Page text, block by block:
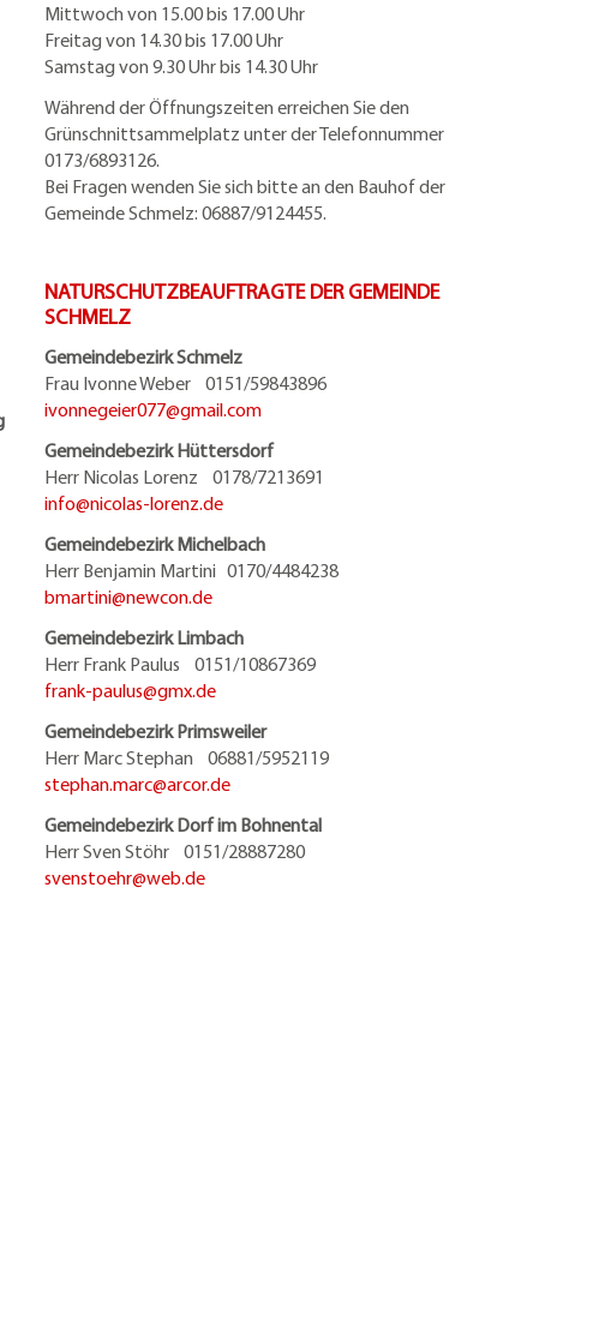
Mittwoch von 15.00 bis 17.00 Uhr
Freitag von 14.30 bis 17.00 Uhr
Samstag von 9.30 Uhr bis 14.30 Uhr
Während der Öffnungszeiten erreichen Sie den
Grünschnittsammelplatz unter der Telefonnummer
0173/6893126.
Bei Fragen wenden Sie sich bitte an den Bauhof der
Gemeinde Schmelz: 06887/9124455.
NATURSCHUTZBEAUFTRAGTE DER GEMEINDE
SCHMELZ
Gemeindebezirk Schmelz
Frau Ivonne Weber 0151/59843896
ivonnegeier077@gmail.com
Gemeindebezirk Hüttersdorf
Herr Nicolas Lorenz 0178/7213691
info@nicolas-lorenz.de
Gemeindebezirk Michelbach
Herr Benjamin Martini 0170/4484238
bmartini@newcon.de
Gemeindebezirk Limbach
Herr Frank Paulus 0151/10867369
frank-paulus@gmx.de
Gemeindebezirk Primsweiler
Herr Marc Stephan 06881/5952119
stephan.marc@arcor.de
Gemeindebezirk Dorf im Bohnental
Herr Sven Stöhr 0151/28887280
svenstoehr@web.de